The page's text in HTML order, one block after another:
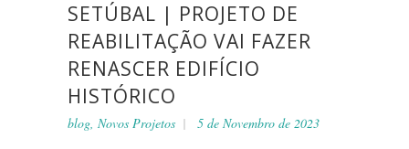
SETÚBAL | PROJETO DE
REABILITAÇÃO VAI FAZER
RENASCER EDIFÍCIO
HISTÓRICO
blog, Novos Projetos 5 de Novembro de 2023